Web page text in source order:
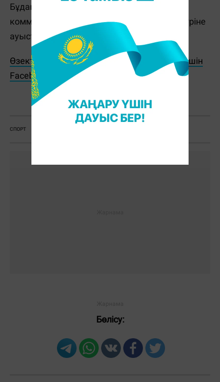
Бұдан бөлек "Елімай" футбол клубы
коммерциялық емес акционерлік қоғам түріне
ауыстырылған.
Өзекті жаңалықтарды өз уақытында оқу үшін
Facebook парақшамызға жазылыңыз!
Ж. Қадыржанова
СПОРТ
Бөлісу: